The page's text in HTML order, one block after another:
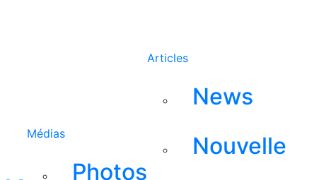
Médias
Photos
Articles
News
Nouvelle